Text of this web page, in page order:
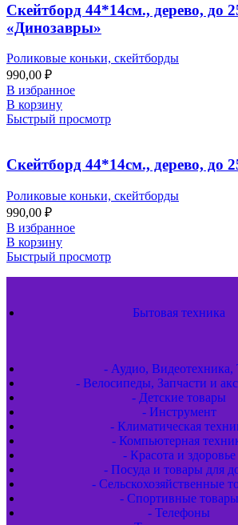
Скейтборд 44*14см., дерево, до
«Динозавры»
Роликовые коньки, скейтборды
990,00 ₽
В избранное
В корзину
Быстрый просмотр
Скейтборд 44*14см., дерево, до
Роликовые коньки, скейтборды
990,00 ₽
В избранное
В корзину
Быстрый просмотр
Бытовая техника
- Аудио, Видеотехника,
- Велосипеды, Запчасти и
- Детские товары
- Инструмент
- Климатическая
- Компьютерная
- Красота и здоровье
- Посуда и товары для
- Сельскохозяйственные
- Спортивные товары
- Телефоны